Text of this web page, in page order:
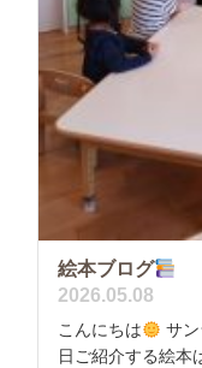
絵本ブログ
2026.05.08
こんにちは
サ
日ご紹介する絵